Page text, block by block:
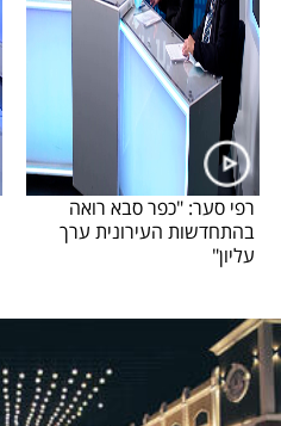
רפי סער: "כפר סבא רואה
בהתחדשות העירונית ערך
עליון"